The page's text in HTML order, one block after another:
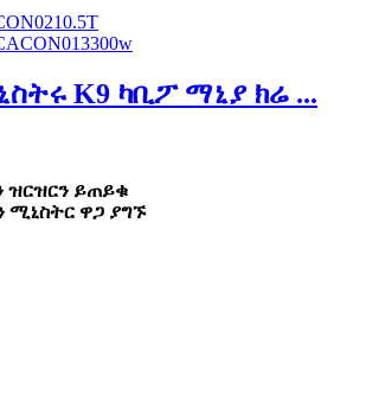
10.5T
3300w
K9 ካቢፖ ማኒያ ክሬ ...
ዝርዝርን ይጠይቁ
ሚኒስትር ዋጋ ያግኙ